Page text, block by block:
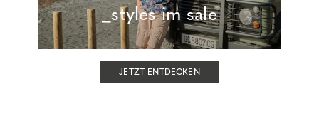
_styles im sale
JETZT ENTDECKEN